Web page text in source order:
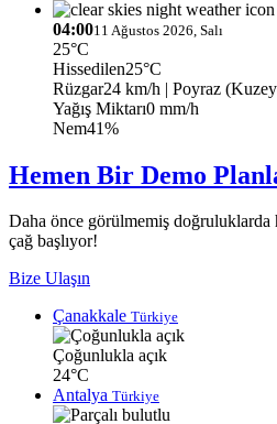
04:0011 Ağustos 2026, Salı
25°C
Hissedilen25°C
Rüzgar24 km/h | Poyraz
Yağış Miktarı0 mm/h
Nem41%
Hemen Bir Demo
Daha önce görülmemiş
çağ başlıyor!
Bize Ulaşın
Çanakkale Türkiye
Çoğunlukla açık
24°C
Antalya Türkiye